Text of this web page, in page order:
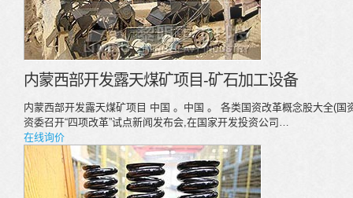
内蒙西部开发露天煤矿项目-矿石加工设备
内蒙西部开发露天煤矿项目 中国 。中国 。 各类国资改革概念股大全(国
资委召开“四项改革”试点新闻发布会,在国家开发投资公司…
在线询价